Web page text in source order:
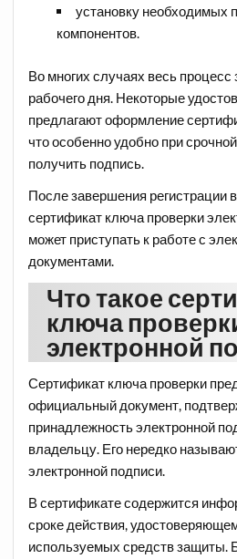
установку необходимых
компонентов.
Во многих случаях весь процесс
рабочего дня. Некоторые
предлагают оформление
что особенно удобно при
получить подпись.
После завершения регистрации
сертификат ключа проверки
может приступать к работе с
документами.
Что такое
ключа
электронной
Сертификат ключа проверки
официальный документ,
принадлежность электронной
владельцу. Его нередко
электронной подписи.
В сертификате содержится
сроке действия,
используемых средств защиты.